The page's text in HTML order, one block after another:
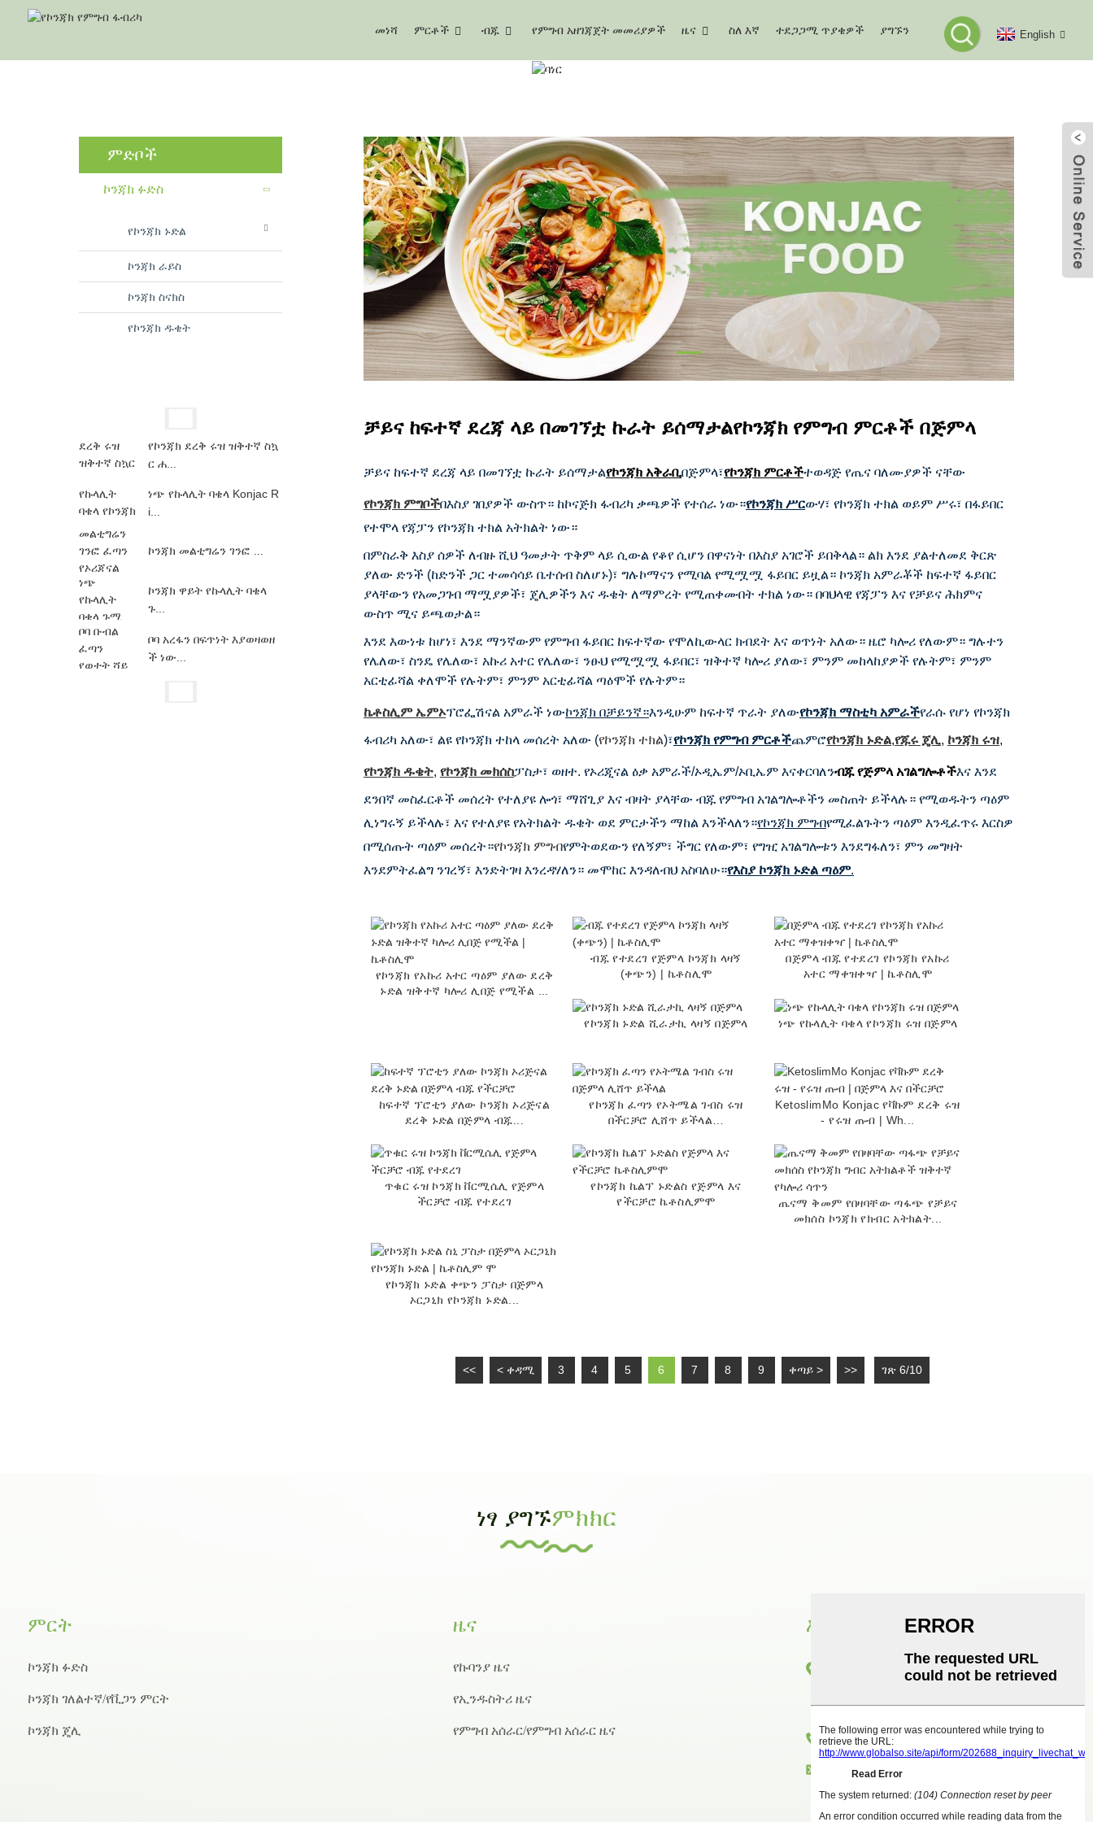
መነሻ ምርቶች ብጁ የምግብ አዘገጃጀት መመሪያዎች ዜና ስለ እኛ ተደጋጋሚ ጥያቄዎች ያግኙን English
ምድቦች
ኮንጃክ ፉድስ
የኮንጃክ ኑድል
ኮንጃክ ራይስ
ኮንጃክ ስናክስ
የኮንጃክ ዱቄት
የኮንጃክ ደረቅ ሩዝ ዝቅተኛ ስኳ
ር ሐ...
ነጭ የኩላሊት ባቄላ Konjac R
i...
ኮንጃክ መልቲግሬን ገንፎ ...
ኮንጃክ ዋይት የኩላሊት ባቄላ
ጉ...
ቦባ አረፋን በፍጥነት እያወዛወዘ
ች ነው...
ቻይና ከፍተኛ ደረጃ ላይ በመገኘቷ ኩራት ይሰማታልየኮንጃክ የምግብ ምርቶች በጅምላ
ቻይና ከፍተኛ ደረጃ ላይ በመገኘቷ ኩራት ይሰማታልየኮንጃክ አቅራቢበጅምላ፣የኮንጃክ ምርቶችተወዳጅ የጤና ባለሙያዎች ናቸው
የኮንጃክ ምግቦችበእስያ ገበያዎች ውስጥ። ከኮናጅክ ፋብሪካ ቃጫዎች የተሰራ ነው።የኮንጃክ ሥርውሃ፣ የኮንጃክ ተክል ወይም ሥሩ፣ በፋይበር
የተሞላ የጃፓን የኮንጃክ ተክል አትክልት ነው።
በምስራቅ እስያ ሰዎች ለብዙ ሺህ ዓመታት ጥቅም ላይ ሲውል የቆየ ሲሆን በዋናነት በእስያ አገሮች ይበቅላል። ልክ እንደ ያልተለመደ ቅርጽ
ያለው ድንች (ከድንች ጋር ተመሳሳይ ቤተሰብ ስለሆኑ)፣ ግሉኮማናን የሚባል የሚሟሟ ፋይበር ይዟል። ኮንጃክ አምራቾች ከፍተኛ ፋይበር
ያላቸውን የአመጋገብ ማሟያዎች፣ ጄሊዎችን እና ዱቄት ለማምረት የሚጠቀሙበት ተክል ነው። በባህላዊ የጃፓን እና የቻይና ሕክምና
ውስጥ ሚና ይጫወታል።
እንደ እውነቱ ከሆነ፣ እንደ ማንኛውም የምግብ ፋይበር ከፍተኛው የሞለኪውላር ክብደት እና ወጥነት አለው። ዜሮ ካሎሪ የለውም። ግሉተን
የሌለው፣ ስንዴ የሌለው፣ አኩሪ አተር የሌለው፣ ንፁህ የሚሟሟ ፋይበር፣ ዝቅተኛ ካሎሪ ያለው፣ ምንም መከላከያዎች የሉትም፣ ምንም
አርቲፊሻል ቀለሞች የሉትም፣ ምንም አርቲፊሻል ጣዕሞች የሉትም።
ኬቶስሊም ኤምኦፕሮፌሽናል አምራች ነውኮንጃክ በቻይንኛ።እንዲሁም ከፍተኛ ጥራት ያለውየኮንጃክ ማስቲካ አምራችየራሱ የሆነ የኮንጃክ
ፋብሪካ አለው፣ ልዩ የኮንጃክ ተከላ መሰረት አለው (የኮንጃክ ተክል)፣የኮንጃክ የምግብ ምርቶችጨምሮየኮንጃክ ኑድል,የጁሩ ጄሊ, ኮንጃክ ሩዝ,
የኮንጃክ ዱቄት, የኮንጃክ መክሰስፓስታ፣ ወዘተ. የኦሪጂናል ዕቃ አምራች/ኦዲኤም/ኦቢኤም እናቀርባለንብጁ የጅምላ አገልግሎቶችእና እንደ
ደንበኛ መስፈርቶች መሰረት የተለያዩ ሎጎ፣ ማሸጊያ እና ብዛት ያላቸው ብጁ የምግብ አገልግሎቶችን መስጠት ይችላሉ። የሚወዱትን ጣዕም
ሊነግሩኝ ይችላሉ፣ እና የተለያዩ የአትክልት ዱቄት ወደ ምርታችን ማከል እንችላለን።የኮንጃክ ምግብየሚፈልጉትን ጣዕም እንዲፈጥሩ እርስዎ
በሚሰጡት ጣዕም መሰረት።የኮንጃክ ምግብየምትወደውን የለኝም፣ ችግር የለውም፣ የግዢ አገልግሎቱን እንደግፋለን፣ ምን መግዛት
እንደምትፈልግ ንገረኝ፣ እንድትገዛ እንረዳሃለን። መሞከር እንዳለብህ አስባለሁ።የእስያ ኮንጃክ ኑድል ጣዕም.
የኮንጃክ የአኩሪ አተር ጣዕም ያለው ደረቅ
ኑድል ዝቅተኛ ካሎሪ ሊበጅ የሚችል ...
ብጁ የተደረገ የጅምላ ኮንጃክ ላዛኝ
(ቀጭን) | ኬቶስሊሞ
በጅምላ ብጁ የተደረገ የኮንጃክ የአኩሪ
አተር ማቀዝቀዣ | ኬቶስሊሞ
የኮንጃክ ኑድል ሺራታኪ ላዛኝ በጅምላ ነጭ የኩላሊት ባቄላ የኮንጃክ ሩዝ በጅምላ
ከፍተኛ ፕሮቲን ያለው ኮንጃክ ኦሪጅናል
ደረቅ ኑድል በጅምላ ብጁ...
የኮንጃክ ፈጣን የኦትሜል ገብስ ሩዝ
በችርቻሮ ሊሸጥ ይችላል…
KetoslimMo Konjac የቫኩም ደረቅ ሩዝ
- የሩዝ ጡብ | Wh...
ጥቁር ሩዝ ኮንጃክ ቨርሚሴሊ የጅምላ
ችርቻሮ ብጁ የተደረገ
የኮንጃክ ኬልፕ ኑድልስ የጅምላ እና
የችርቻሮ ኬቶስሊምሞ
ጤናማ ቅመም የበዛባቸው ጣፋጭ የቻይና
መክሰስ ኮንጃክ የክብር አትክልት...
የኮንጃክ ኑድል ቀጭን ፓስታ በጅምላ
ኦርጋኒክ የኮንጃክ ኑድል...
<< < ቀዳሚ 3 4 5 6 7 8 9 ቀጣይ > >> ገጽ 6/10
ነፃ ያግኙምክክር
ምርት
ኮንጃክ ፉድስ
ኮንጃክ ገለልተኛ/የቪጋን ምርት
ኮንጃክ ጄሊ
ዜና
የኩባንያ ዜና
የኢንዱስትሪ ዜና
የምግብ አሰራር/የምግብ አሰራር ዜና
እውቂያ
ክፍል 1416 ፣ ፎቅ 14 ፣ ጁንሃኦ ዓለም አቀፍ ህንፃ ፣
አውራጃ ፣ ሁዩዙ ከተማ
+86 18825458362
zkxkonjac@hzzkx.com